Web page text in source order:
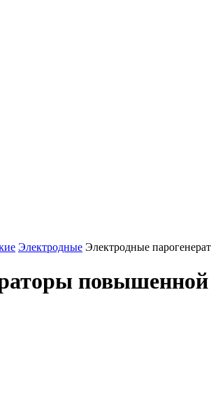
Электродные Электродные